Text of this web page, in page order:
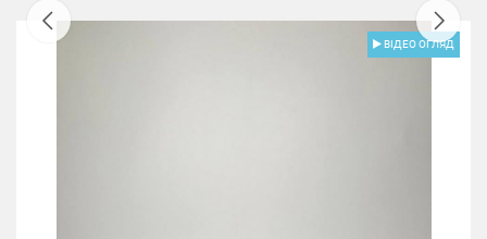
ВІДЕО ОГЛЯД